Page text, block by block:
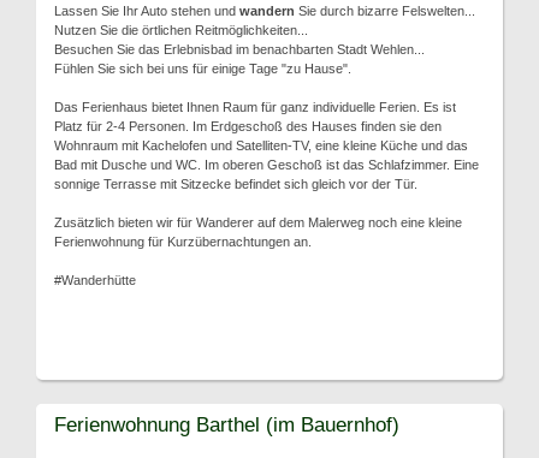
Lassen Sie Ihr Auto stehen und wandern Sie durch bizarre Felswelten...
Nutzen Sie die örtlichen Reitmöglichkeiten...
Besuchen Sie das Erlebnisbad im benachbarten Stadt Wehlen...
Fühlen Sie sich bei uns für einige Tage "zu Hause".
Das Ferienhaus bietet Ihnen Raum für ganz individuelle Ferien. Es ist
Platz für 2-4 Personen. Im Erdgeschoß des Hauses finden sie den
Wohnraum mit Kachelofen und Satelliten-TV, eine kleine Küche und das
Bad mit Dusche und WC. Im oberen Geschoß ist das Schlafzimmer. Eine
sonnige Terrasse mit Sitzecke befindet sich gleich vor der Tür.
Zusätzlich bieten wir für Wanderer auf dem Malerweg noch eine kleine
Ferienwohnung für Kurzübernachtungen an.
#Wanderhütte
Ferienwohnung Barthel (im Bauernhof)